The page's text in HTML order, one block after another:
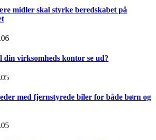
midler skal styrke beredskabet på
din virksomheds kontor se ud?
med fjernstyrede biler for både børn og